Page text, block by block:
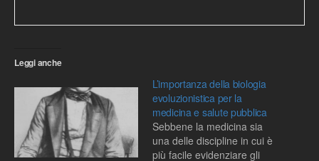
Leggi anche
L’importanza della biologia
evoluzionistica per la
medicina e salute pubblica
Sebbene la medicina sia
una delle discipline in cui è
più facile evidenziare gli